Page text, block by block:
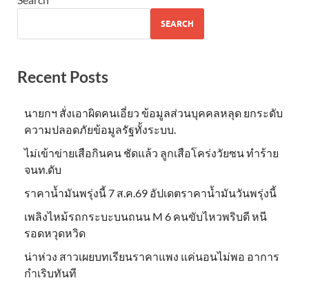
SEARCH
Recent Posts
นายกฯ สั่งเอาผิดคนเอี่ยว ข้อมูลส่วนบุคคลหลุด ยกระดับ
ความปลอดภัยข้อมูลรัฐทั้งระบบ.
ไม่เข้าข่าย​เสือกินคน ชัดแล้ว ลูกเสือโคร่งวัยซน ทำร้าย
จนท.ดับ
ราคาน้ำมันพรุ่งนี้ 7 ส.ค.69 อัปเดตราคาน้ำมันวันพรุ่งนี้
เพลิงไหม้รถกระบะบนถนน M 6 คนขับไหวพริบดี หนี
รอดหวุดหวิด
น่าห่วง สาวเผยบทเรียนราคาแพง แค่นอนไม่พอ อาการ
กำเริบทันที